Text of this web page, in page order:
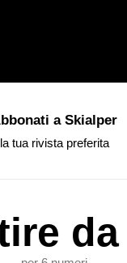
a Skialper
la tua rivista preferita
da